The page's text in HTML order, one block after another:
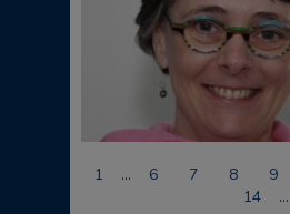
1 … 6 7 8 9
14
…